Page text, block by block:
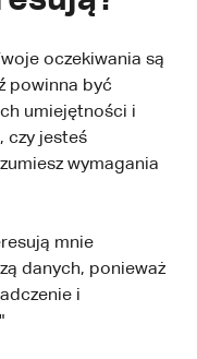
oczekiwania są
powinna być
umiejętności i
czy jesteś
wymagania
mnie
danych, ponieważ
i